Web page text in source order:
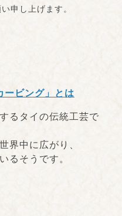
申し上げます。
ービング」とは
タイの伝統工芸で
中に広がり、
そうです。